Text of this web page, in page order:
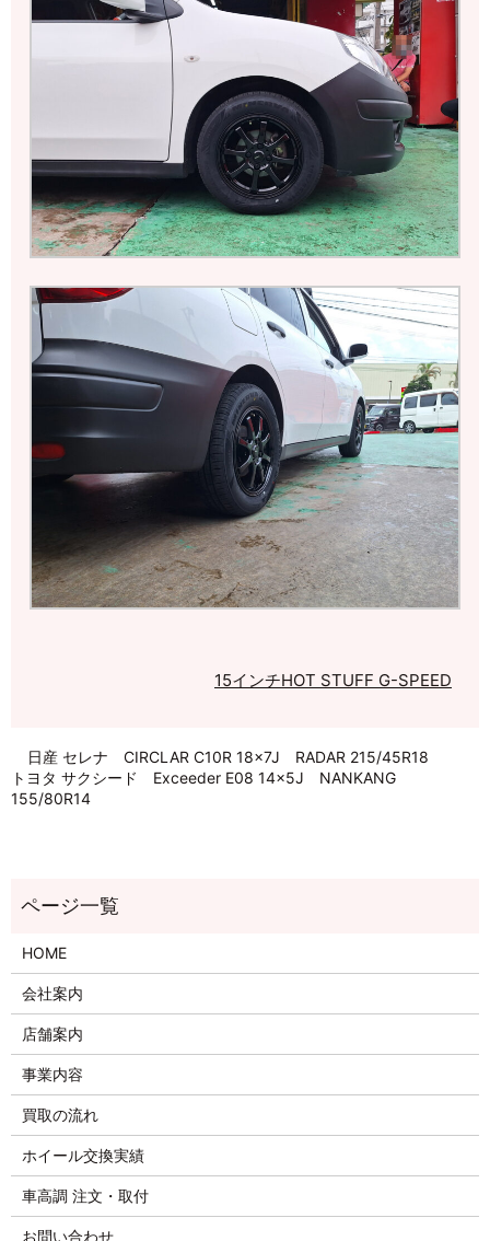
15インチHOT STUFF G-SPEED
日産 セレナ CIRCLAR C10R 18×7J RADAR 215/45R18
トヨタ サクシード Exceeder E08 14×5J NANKANG
155/80R14
HOME
会社案内
店舗案内
事業内容
買取の流れ
ホイール交換実績
車高調 注文・取付
お問い合わせ